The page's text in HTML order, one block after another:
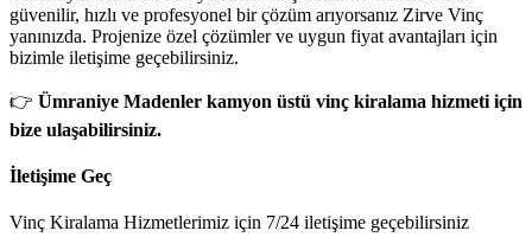
güvenilir, hızlı ve profesyonel bir çözüm arıyorsanız Zirve Vinç
yanınızda. Projenize özel çözümler ve uygun fiyat avantajları için
bizimle iletişime geçebilirsiniz.
👉 Ümraniye Madenler kamyon üstü vinç kiralama hizmeti için
bize ulaşabilirsiniz.
İletişime Geç
Vinç Kiralama Hizmetlerimiz için 7/24 iletişime geçebilirsiniz